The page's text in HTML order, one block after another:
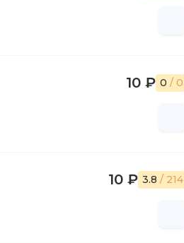
10 ₽ 0 / 0
10 ₽ 3.8 / 214